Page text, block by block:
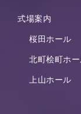
式場案内
桜田ホール
北町桧町ホ
上山ホール